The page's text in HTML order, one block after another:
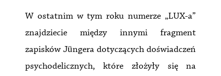
W ostatnim w tym roku numerze „LUX-a”
znajdziecie między innymi fragment
zapisków Jüngera dotyczących doświadczeń
psychodelicznych, które złożyły się na